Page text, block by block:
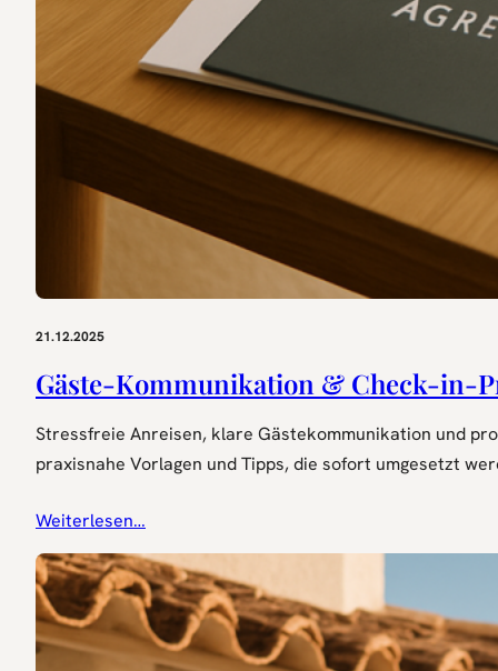
21.12.2025
Gäste-Kommunikation & Check-in-
Stressfreie Anreisen, klare Gästekommunikation und
praxisnahe Vorlagen und Tipps, die sofort umgesetzt
Weiterlesen…